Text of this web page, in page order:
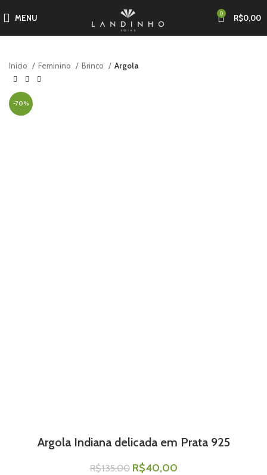
MENU 0 R$0,00
Início Feminino Brinco Argola
-70%
Argola Indiana delicada em Prata 925
R$135,00 R$40,00